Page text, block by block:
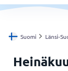
Sijaintini
KotiSuomi Länsi-